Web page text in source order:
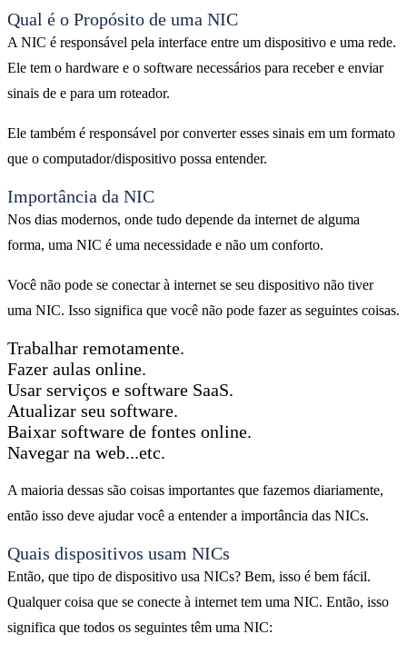
Qual ​​é o Propósito de uma NIC
A NIC é responsável pela interface entre um dispositivo e uma rede.
Ele tem o hardware e o software necessários para receber e enviar
sinais de e para um roteador.
Ele também é responsável por converter esses sinais em um formato
que o computador/dispositivo possa entender.
Importância da NIC
Nos dias modernos, onde tudo depende da internet de alguma
forma, uma NIC é uma necessidade e não um conforto.
Você não pode se conectar à internet se seu dispositivo não tiver
uma NIC. Isso significa que você não pode fazer as seguintes coisas.
Trabalhar remotamente.
Fazer aulas online.
Usar serviços e software SaaS.
Atualizar seu software.
Baixar software de fontes online.
Navegar na web...etc.
A maioria dessas são coisas importantes que fazemos diariamente,
então isso deve ajudar você a entender a importância das NICs.
Quais dispositivos usam NICs
Então, que tipo de dispositivo usa NICs? Bem, isso é bem fácil.
Qualquer coisa que se conecte à internet tem uma NIC. Então, isso
significa que todos os seguintes têm uma NIC: